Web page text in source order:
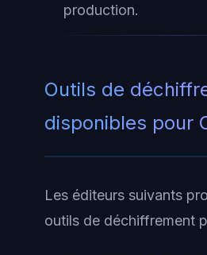
production.
Outils de
disponibles pour
Les éditeurs suivants
outils de déchiffrement